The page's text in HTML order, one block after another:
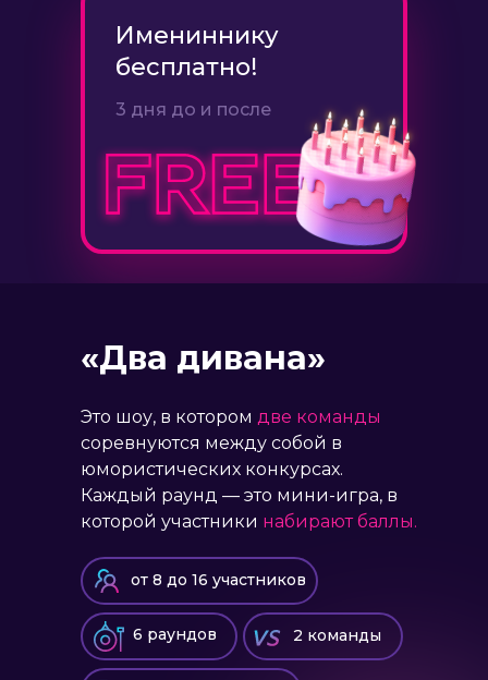
3 дня до и после
Имениннику
бесплатно!
«Два дивана»
Это шоу, в котором две команды
соревнуются между собой в
юмористических конкурсах.
Каждый раунд — это мини-игра, в
которой участники набирают баллы.
от 8 до 16 участников
6 раундов 2 команды